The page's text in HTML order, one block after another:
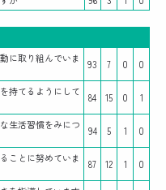
に取り組んでいま
93 7 0 0
持てるようにして
84 15 0 1
生活習慣をみにつ
94 5 1 0
ことに努めていま
87 12 1 0